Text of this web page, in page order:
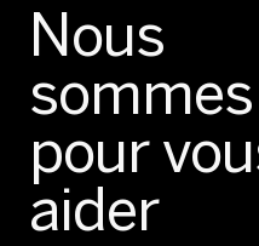
Nous
pour
aider